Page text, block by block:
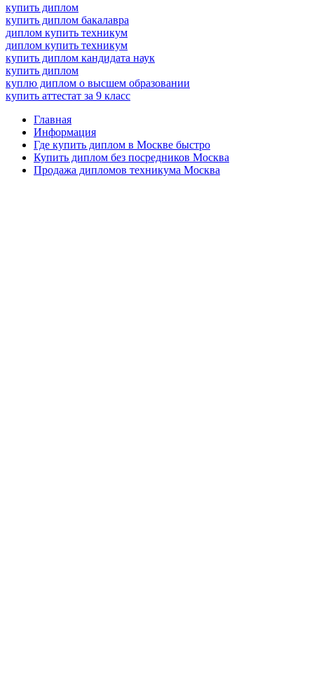
купить диплом
купить диплом бакалавра
диплом купить техникум
диплом купить техникум
купить диплом кандидата наук
купить диплом
куплю диплом о высшем образовании
купить аттестат за 9 класс
Главная
Информация
Где купить диплом в Москве быстро
Купить диплом без посредников Москва
Продажа дипломов техникума Москва